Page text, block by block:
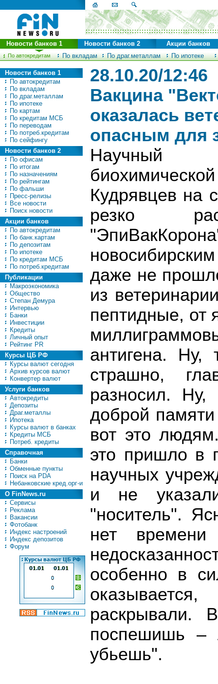
По автокредитам По вкладам По драг.металлам По ипотеке
Новости банков 1 Новости банков 2 Акции банков
Новости банков 1
По автокредитам
По вкладам
По драг.металлам
По ипотеке
По картам
По кредитам МСБ
По переводам
По потреб.кредитам
По сейфингу
Новости банков 2
По офисам
По итогам
По назначениям
По рейтингам
По фальши
Пресс-релизы
Все новости
Поиск новости
Акции банков
По автокредитам
По банк.картам
По депозитам
По ипотеке
По кредитам МСБ
По потреб.кредитам
Публикации
Макроэкономика
Общество
Степан Демура
Интервью
Банки
Инвестиции
Кредиты
Личный опыт
Рейтинг PR
Курсы ЦБ РФ
Курсы валют сегодня
Архив курсов валют
Конвертер валют
Услуги банков
Автокредиты
Депозиты
Драг.металлы
Ипотека
Курсы валют в банках
Кредиты МСБ
Потреб. кредиты
Справочная
Банки
Обменные пункты
Поиск на PDA
Небанковские кред.орг-и
О FinNews.ru
Сервисы
Реклама
Вакансии
Фотобанк
Индекс настроений
Индекс депозитов
Форум
28.10.20/12:46
Вакцина
оказалась
опасным для
Научный
Кудрявцев на
резко
даже не
из
пептидные, от
антигена. Ну,
страшно,
разносил.
доброй памяти
вот это
это пришло в
научных
и не
"носитель".
нет
особенно в
раскрывали.
поспешишь
убьешь".